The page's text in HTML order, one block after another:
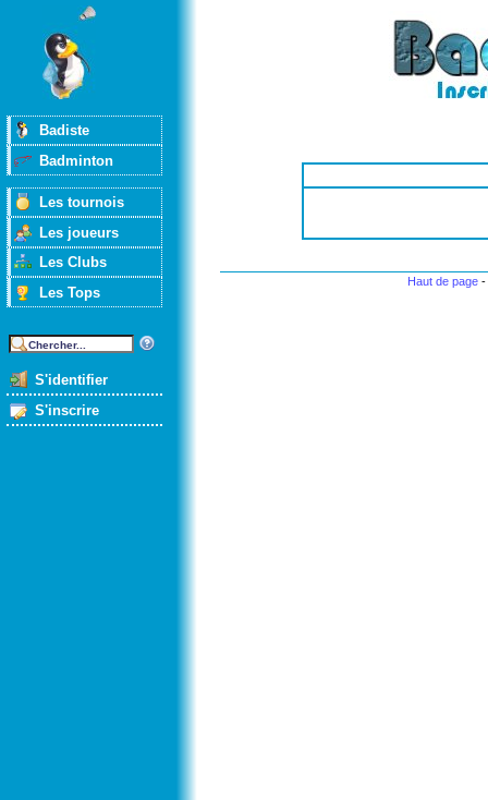
Badiste
Badminton
Les tournois
Les joueurs
Les Clubs
Les Tops
S'identifier
S'inscrire
Haut de page